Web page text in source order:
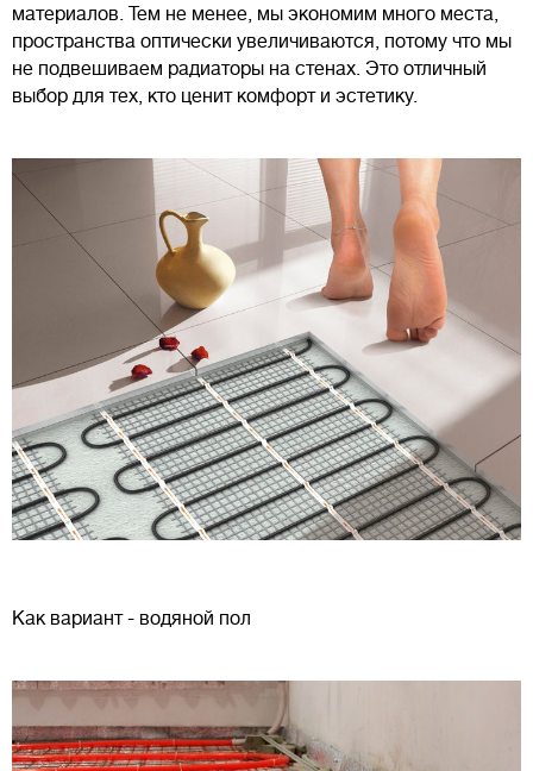
материалов. Тем не менее, мы экономим много места,
пространства оптически увеличиваются, потому что мы
не подвешиваем радиаторы на стенах. Это отличный
выбор для тех, кто ценит комфорт и эстетику.
Как вариант - водяной пол